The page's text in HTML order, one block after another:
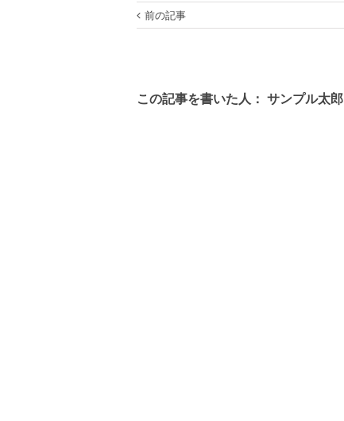
前の記事
この記事を書いた人： サンプル太郎